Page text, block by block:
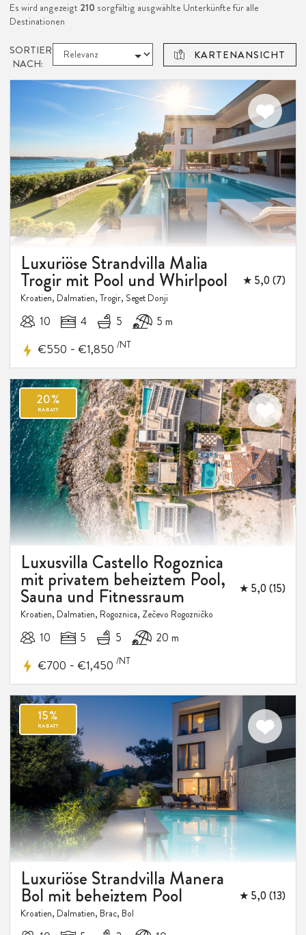
Es wird angezeigt 210 sorgfältig ausgwählte Unterkünfte für alle
Destinationen
SORTIEREN
NACH:
KARTENANSICHT
Luxuriöse Strandvilla Malia
Trogir mit Pool und Whirlpool ★ 5,0 (7)
Kroatien, Dalmatien, Trogir, Seget Donji
10 4 5 5 m
€550 - €1,850 /NT
20%
RABATT
Luxusvilla Castello Rogoznica
mit privatem beheiztem Pool,
Sauna und Fitnessraum ★ 5,0 (15)
Kroatien, Dalmatien, Rogoznica, Zečevo Rogozničko
10 5 5 20 m
€700 - €1,450 /NT
Luxuriöse Strandvilla Manera
Bol mit beheiztem Pool ★ 5,0 (13)
Kroatien, Dalmatien, Brac, Bol